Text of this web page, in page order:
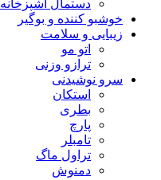
دستمال آشپزخانه
خوشبو کننده و بوگیر
زیبایی و سلامت
اتو مو
ترازو وزنی
سرو نوشیدنی
استکان
بطری
پارچ
تامبلر
تراول ماگ
دمنوش